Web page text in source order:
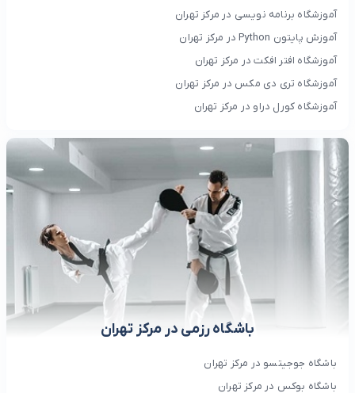
آموزشگاه برنامه نویسی در مرکز تهران
آموزش پایتون Python در مرکز تهران
آموزشگاه افتر افکت در مرکز تهران
آموزشگاه تری دی مکس در مرکز تهران
آموزشگاه کورل دراو در مرکز تهران
باشگاه رزمی در مرکز تهران
باشگاه جوجیتسو در مرکز تهران
باشگاه بوکس در مرکز تهران